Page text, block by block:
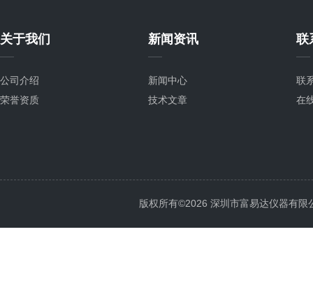
关于我们
公司介绍
荣誉资质
新闻资讯
新闻中心
技术文章
联
联
在
版权所有©2026 深圳市富易达仪器有